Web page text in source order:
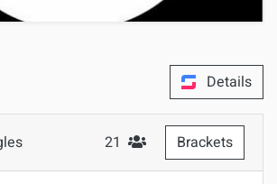
Details
21
#Teilnehmer
Brackets